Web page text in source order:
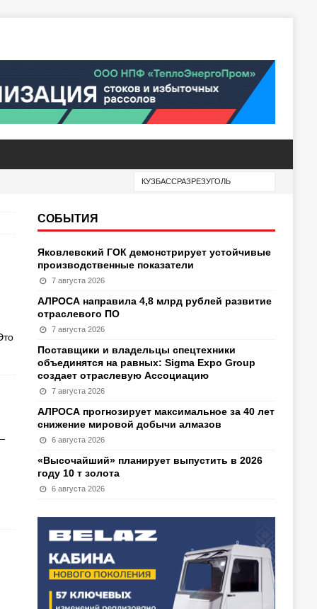
СОБЫТИЯ
Яковлевский ГОК демонстрирует устойчивые
производственные показатели
7 августа 2026
АЛРОСА направила 4,8 млрд рублей развитие
отраслевого ПО
7 августа 2026
Поставщики и владельцы спецтехники
объединятся на равных: Sigma Expo Group
создает отраслевую Ассоциацию
7 августа 2026
АЛРОСА прогнозирует максимальное за 40 лет
снижение мировой добычи алмазов
6 августа 2026
«Высочайший» планирует выпустить в 2026
году 10 т золота
6 августа 2026